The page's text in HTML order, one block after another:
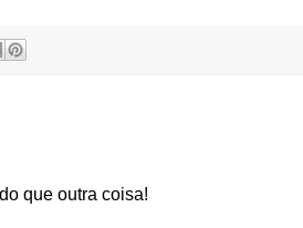
que outra coisa!